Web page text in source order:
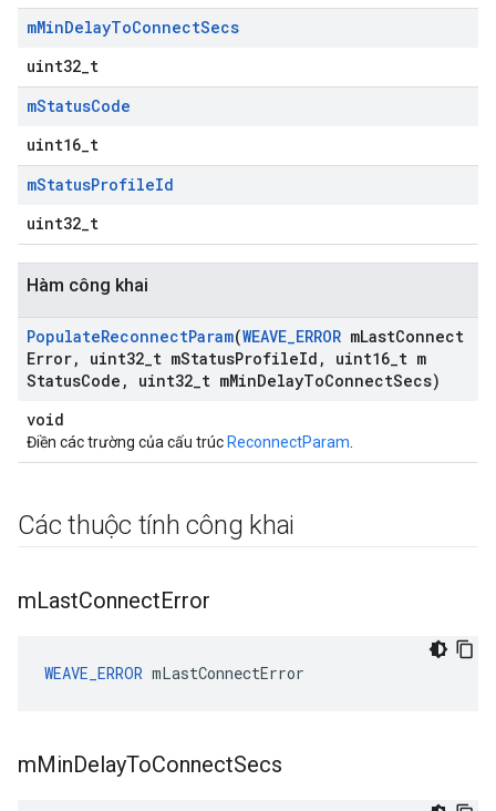
mMinDelayToConnectSecs
uint32_t
mStatusCode
uint16_t
mStatusProfileId
uint32_t
Hàm công khai
PopulateReconnectParam(WEAVE_ERROR mLastConnect
Error, uint32 t mStatusProfileId , uint16 t m
StatusCode , uint32 t mMinDelayToConnectSecs)
void
Điền các trường của cấu trúc ReconnectParam
Các thuộc tính công khai
mLastConnectError
WEAVE_ERROR mLastConnectError
mMinDelayToConnectSecs